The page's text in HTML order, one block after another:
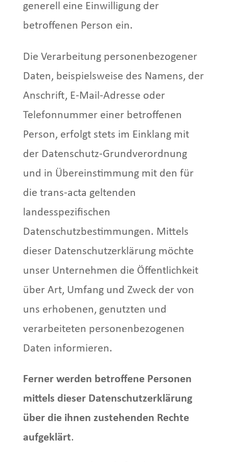
generell eine Einwilligung der
betroffenen Person ein.
Die Verarbeitung personenbezogener
Daten, beispielsweise des Namens, der
Anschrift, E-Mail-Adresse oder
Telefonnummer einer betroffenen
Person, erfolgt stets im Einklang mit
der Datenschutz-Grundverordnung
und in Übereinstimmung mit den für
die trans-acta geltenden
landesspezifischen
Datenschutzbestimmungen. Mittels
dieser Datenschutzerklärung möchte
unser Unternehmen die Öffentlichkeit
über Art, Umfang und Zweck der von
uns erhobenen, genutzten und
verarbeiteten personenbezogenen
Daten informieren.
Ferner werden betroffene Personen
mittels dieser Datenschutzerklärung
über die ihnen zustehenden Rechte
aufgeklärt.